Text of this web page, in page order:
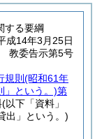
する要綱
成14年3月25日
教委告示第5号
規則 (昭和61年
」という。)第
(以下「資料」
出」という。)